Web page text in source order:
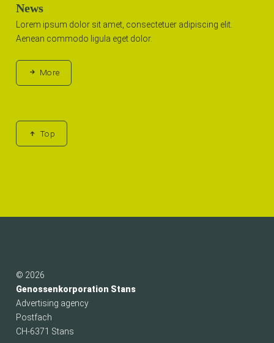
News
Lorem ipsum dolor sit amet, consectetuer adipiscing elit.
Aenean commodo ligula eget dolor.
More
Top
© 2026
Genossenkorporation Stans
Advertising agency
Postfach
CH-6371 Stans